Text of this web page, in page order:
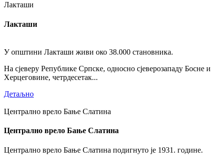
Лакташи
Лакташи
У општини Лакташи живи око 38.000 становника.
На сјеверу Републике Српске, односно сјеверозападу Босне и
Херцеговине, четрдесетак...
Детаљно
Централно врело Бање Слатина
Централно врело Бање Слатина
Централно врело Бање Слатина подигнуто је 1931. године.